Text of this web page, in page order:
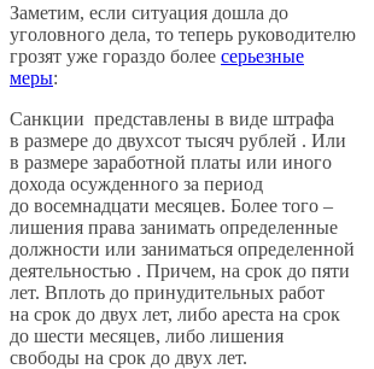
Заметим, если ситуация дошла до
уголовного дела, то теперь руководителю
грозят уже гораздо более серьезные
меры:
Санкции представлены в виде штрафа
в размере до двухсот тысяч рублей . Или
в размере заработной платы или иного
дохода осужденного за период
до восемнадцати месяцев. Более того –
лишения права занимать определенные
должности или заниматься определенной
деятельностью . Причем, на срок до пяти
лет. Вплоть до принудительных работ
на срок до двух лет, либо ареста на срок
до шести месяцев, либо лишения
свободы на срок до двух лет.